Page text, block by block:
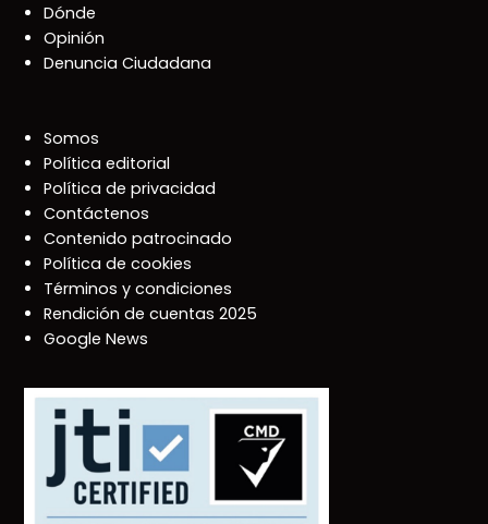
Dónde
Opinión
Denuncia Ciudadana
Somos
Política editorial
Política de privacidad
Contáctenos
Contenido patrocinado
Política de cookies
Términos y condiciones
Rendición de cuentas 2025
Google News